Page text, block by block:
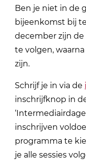
Ben je niet in de
bijeenkomst bij
december zijn
te volgen,
zijn.
Schrijf je in via de
inschrijfknop in
inschrijven
programma te
je alle sessies